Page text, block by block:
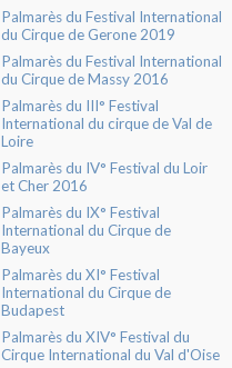
Palmarès du Festival International
du Cirque de Gerone 2019
Palmarès du Festival International
du Cirque de Massy 2016
Palmarès du III° Festival
International du cirque de Val de
Loire
Palmarès du IV° Festival du Loir
et Cher 2016
Palmarès du IX° Festival
International du Cirque de
Bayeux
Palmarès du XI° Festival
International du Cirque de
Budapest
Palmarès du XIV° Festival du
Cirque International du Val d'Oise